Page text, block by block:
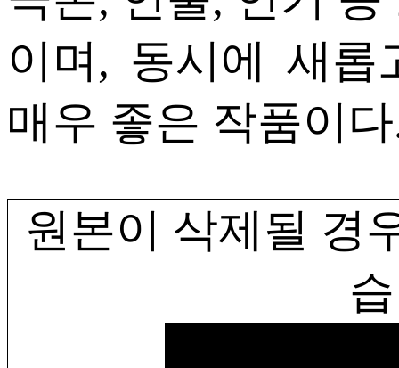
이며, 동시에 새롭
매우 좋은 작품이
원본이 삭제될 경